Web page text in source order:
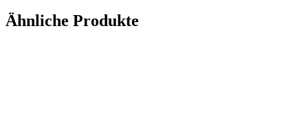
Ähnliche Produkte